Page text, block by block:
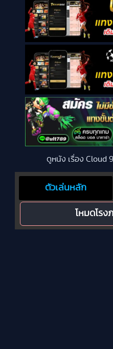
ดูหนัง เรื่อง Cloud
ตัวเล่นหลัก
โหมดโร